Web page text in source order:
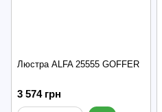
Люстра ALFA 25555 GOFFER
3 574 грн